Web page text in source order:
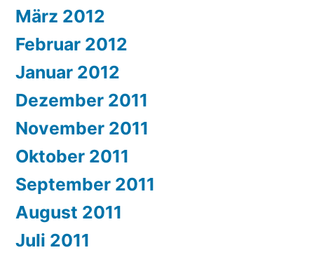
März 2012
Februar 2012
Januar 2012
Dezember 2011
November 2011
Oktober 2011
September 2011
August 2011
Juli 2011